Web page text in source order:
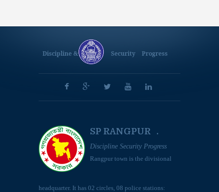
Discipline & Security Progress
SP RANGPUR .
Discipline Security Progress
Rangpur town is the divisional
headquarter. It has 02 circles, 08 police stations: